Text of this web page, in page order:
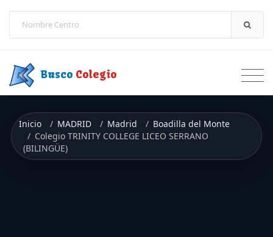
Busco Colegio
Inicio MADRID Madrid
Boadilla del Monte
Colegio TRINITY COLLEGE LICEO SERRANO
(BILINGÜE)